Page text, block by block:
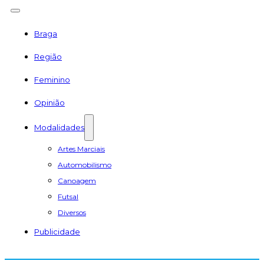
Braga
Região
Feminino
Opinião
Modalidades
Artes Marciais
Automobilismo
Canoagem
Futsal
Diversos
Publicidade